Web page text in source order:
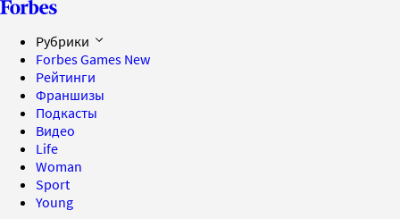
Рубрики
Forbes Games New
Рейтинги
Франшизы
Подкасты
Видео
Life
Woman
Sport
Young